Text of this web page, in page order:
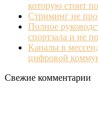
которую стоит
Стриминг не
Полное
спортзала и не
Каналы в
цифровой
Свежие комментарии